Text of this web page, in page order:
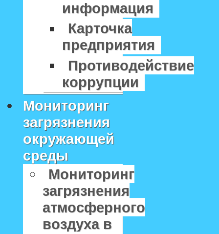
информация
Карточка
предприятия
Противодействие
коррупции
Мониторинг
загрязнения
окружающей
среды
Мониторинг
загрязнения
атмосферного
воздуха в